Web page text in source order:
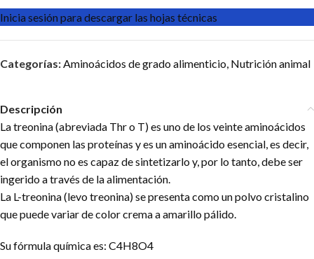
Inicia sesión para descargar las hojas técnicas
Categorías: Aminoácidos de grado alimenticio Nutrición animal
Descripción
La treonina (abreviada Thr o T) ​es uno de los veinte aminoácidos
que componen las proteínas y es un aminoácido esencial, es decir,
el organismo no es capaz de sintetizarlo y, por lo tanto, debe ser
ingerido a través de la alimentación.
La L-treonina (levo treonina) se presenta como un polvo cristalino
que puede variar de color crema a amarillo pálido.
Su fórmula química es: C4H8O4